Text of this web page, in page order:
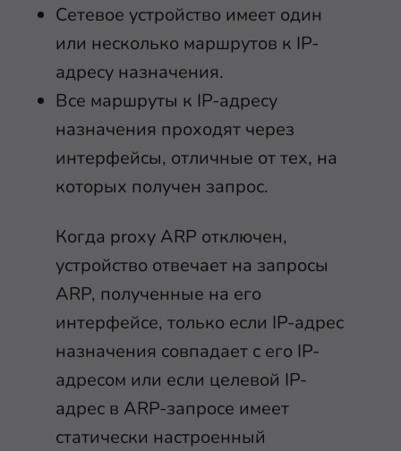
Сетевое устройство имеет один
или несколько маршрутов к IP-
адресу назначения.
Все маршруты к IP-адресу
назначения проходят через
интерфейсы, отличные от тех, на
которых получен запрос.
Когда proxy ARP отключен,
устройство отвечает на запросы
ARP, полученные на его
интерфейсе, только если IP-адрес
назначения совпадает с его IP-
адресом или если целевой IP-
адрес в ARP-запросе имеет
статически настроенный